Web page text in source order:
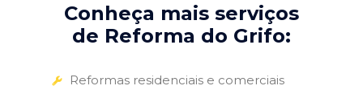
Conheça mais serviços
de Reforma do Grifo:
Reformas residenciais e comerciais